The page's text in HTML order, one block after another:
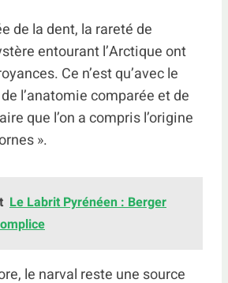
de la dent, la rareté de
entourant l’Arctique ont
Ce n’est qu’avec le
l’anatomie comparée et de
que l’on a compris l’origine
».
Le Labrit Pyrénéen : Berger
le narval reste une source